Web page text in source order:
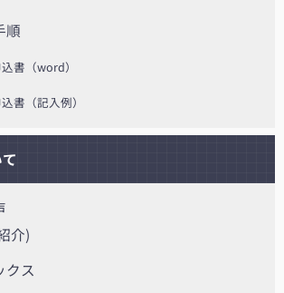
順
書（word）
書（記入例）
介)
クス